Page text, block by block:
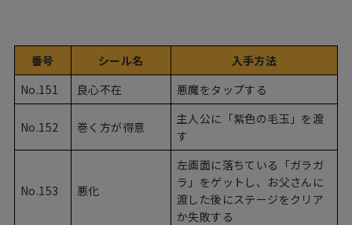
番号 シール名
入手方法
No.151
良心不在 悪魔をタップする
No.152 巻く方が得意
主人公に「紫色の毛玉」を渡
す
No.153 悪化
左画面に落ちている「ガラガ
ラ」をゲットし、お父さんに
渡した後にステージをクリア
か失敗する